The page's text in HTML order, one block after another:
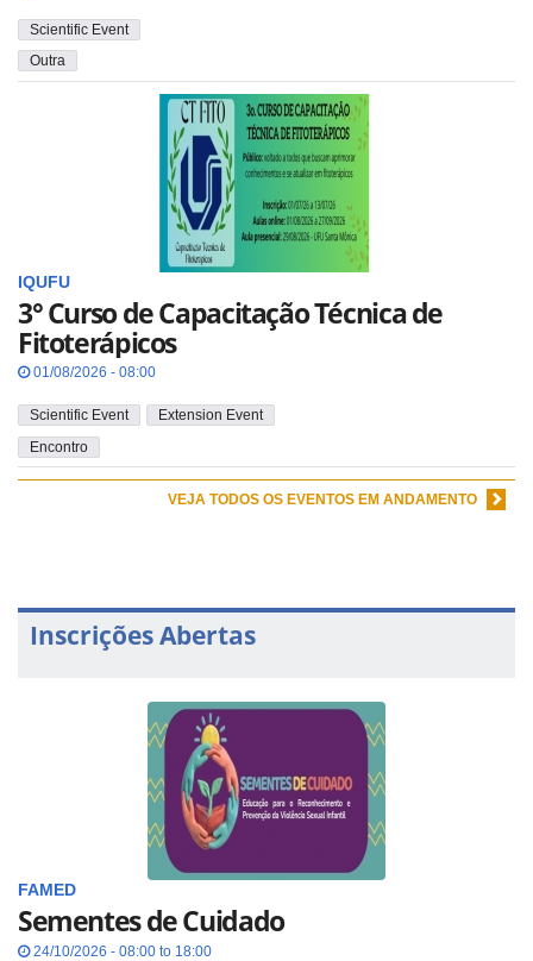
Scientific Event
Outra
IQUFU
3° Curso de Capacitação Técnica de
Fitoterápicos
01/08/2026 - 08:00
Scientific Event
Extension Event
Encontro
VEJA TODOS OS EVENTOS EM ANDAMENTO
Inscrições Abertas
FAMED
Sementes de Cuidado
24/10/2026 - 08:00 to 18:00